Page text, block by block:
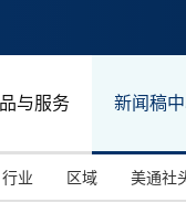
与服务 新闻稿
行业 区域 美通社